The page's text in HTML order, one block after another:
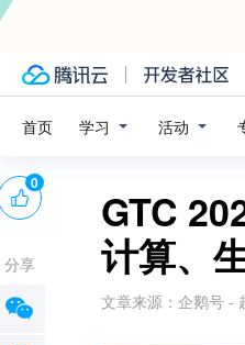
首页 学习 活动
GTC
计算、
文章来源： 企鹅号 -
0
分享